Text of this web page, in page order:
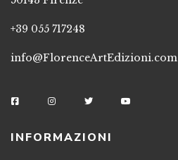
+39 055 717248
info@FlorenceArtEdizioni.com
INFORMAZIONI